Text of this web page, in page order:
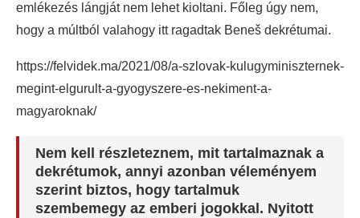
emlékezés lángját nem lehet kioltani. Főleg úgy nem,
hogy a múltból valahogy itt ragadtak Beneš dekrétumai.
https://felvidek.ma/2021/08/a-szlovak-kulugyminiszternek-
megint-elgurult-a-gyogyszere-es-nekiment-a-
magyaroknak/
Nem kell részleteznem, mit tartalmaznak a
dekrétumok, annyi azonban véleményem
szerint biztos, hogy tartalmuk
szembemegy az emberi jogokkal. Nyitott